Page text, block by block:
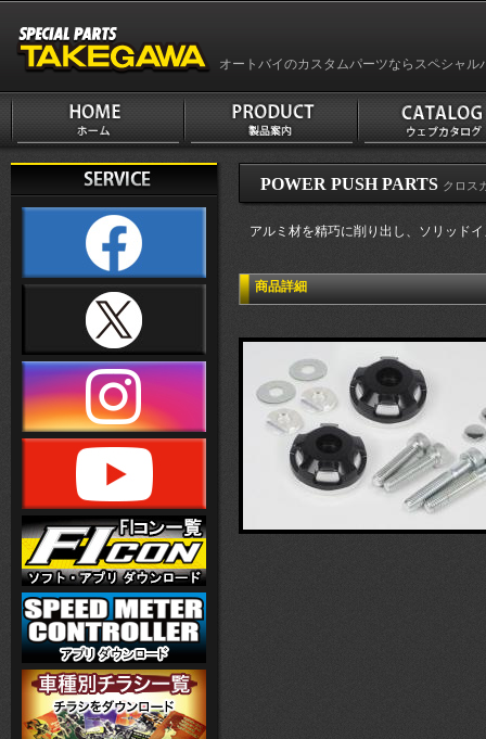
オートバイのカスタムパーツならスペシャル
POWER PUSH PARTS クロス
アルミ材を精巧に削り出し、ソリッド
商品詳細